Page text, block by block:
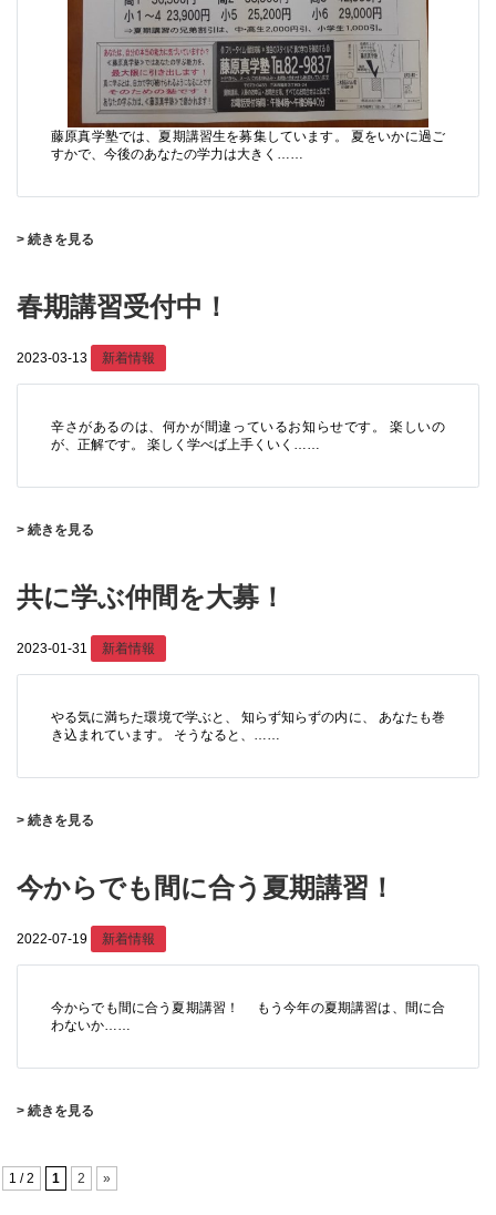
藤原真学塾では、夏期講習生を募集しています。 夏をいかに過ご
すかで、今後のあなたの学力は大きく……
> 続きを見る
春期講習受付中！
2023-03-13 新着情報
辛さがあるのは、何かが間違っているお知らせです。 楽しいの
が、正解です。 楽しく学べば上手くいく……
> 続きを見る
共に学ぶ仲間を大募！
2023-01-31 新着情報
やる気に満ちた環境で学ぶと、 知らず知らずの内に、 あなたも巻
き込まれています。 そうなると、……
> 続きを見る
今からでも間に合う夏期講習！
2022-07-19 新着情報
今からでも間に合う夏期講習！ もう今年の夏期講習は、間に合
わないか……
> 続きを見る
1 / 2 1 2 »